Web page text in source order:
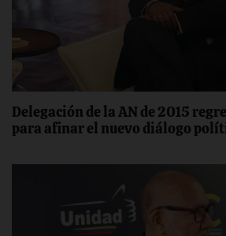
Delegación de la AN de 2015
para afinar el nuevo diálogo